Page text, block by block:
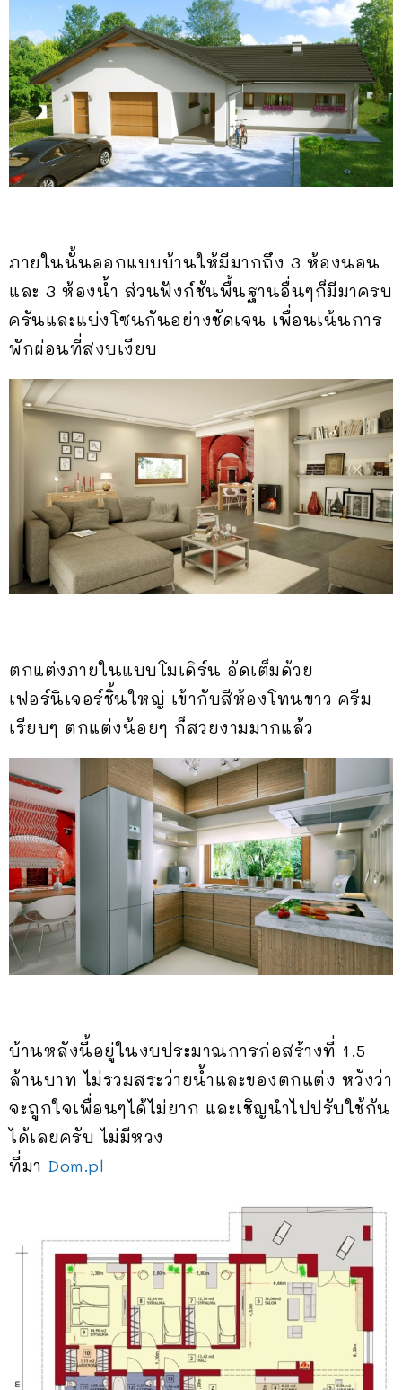
ภายในนั้นออกแบบบ้านให้มีมากถึง 3 ห้องนอน
และ 3 ห้องน้ำ ส่วนฟังก์ชันพื้นฐานอื่นๆก็มีมาครบ
ครันและแบ่งโซนกันอย่างชัดเจน เพื่อนเน้นการ
พักผ่อนที่สงบเงียบ
ตกแต่งภายในแบบโมเดิร์น อัดเต็มด้วย
เฟอร์นิเจอร์ชิ้นใหญ่ เข้ากับสีห้องโทนขาว ครีม
เรียบๆ ตกแต่งน้อยๆ ก็สวยงามมากแล้ว
บ้านหลังนี้อยู่ในงบประมาณการก่อสร้างที่ 1.5
ล้านบาท ไม่รวมสระว่ายน้ำและของตกแต่ง หวังว่า
จะถูกใจเพื่อนๆได้ไม่ยาก และเชิญนำไปปรับใช้กัน
ได้เลยครับ ไม่มีหวง
ที่มา Dom.pl